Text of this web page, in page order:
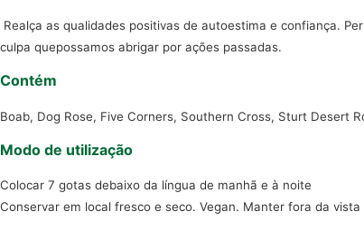
Realça as qualidades positivas de autoestima e confiança.
culpa quepossamos abrigar por ações passadas.
Contém
Boab, Dog Rose, Five Corners, Southern Cross, Sturt Desert
Modo de utilização
Colocar 7 gotas debaixo da língua de manhã e à noite
Conservar em local fresco e seco. Vegan. Manter fora da